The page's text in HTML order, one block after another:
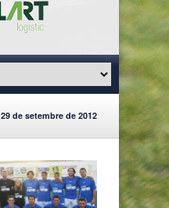
29 de setembre de 2012